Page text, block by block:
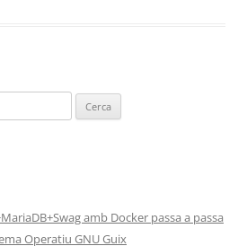
amb Docker passa a passa
Operatiu GNU Guix